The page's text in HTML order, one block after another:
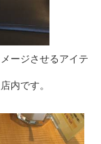
ージさせるアイテ
内です。